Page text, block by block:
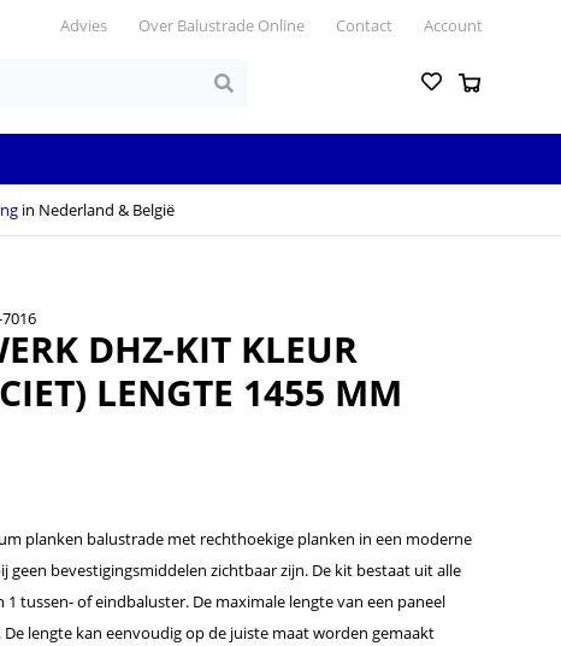
Advies Over Balustrade Online Contact Account
in Nederland & België
DHZ-KIT KLEUR
LENGTE 1455 MM
planken balustrade met rechthoekige planken in een moderne
bevestigingsmiddelen zichtbaar zijn. De kit bestaat uit alle
tussen- of eindbaluster. De maximale lengte van een paneel
De lengte kan eenvoudig op de juiste maat worden gemaakt